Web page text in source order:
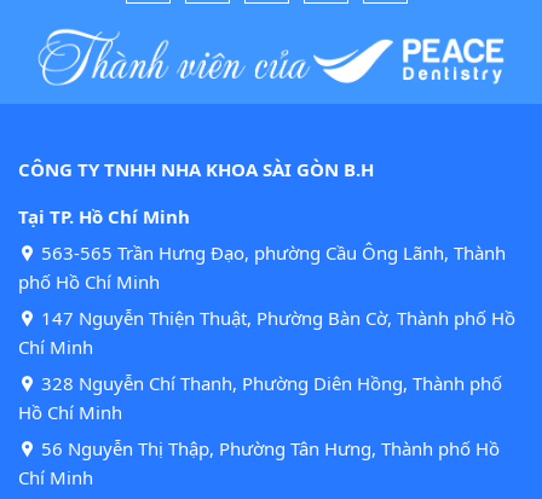
CÔNG TY TNHH NHA KHOA SÀI GÒN B.H
Tại TP. Hồ Chí Minh
563-565 Trần Hưng Đạo, phường Cầu Ông Lãnh, Thành
phố Hồ Chí Minh
147 Nguyễn Thiện Thuật, Phường Bàn Cờ, Thành phố Hồ
Chí Minh
328 Nguyễn Chí Thanh, Phường Diên Hồng, Thành phố
Hồ Chí Minh
56 Nguyễn Thị Thập, Phường Tân Hưng, Thành phố Hồ
Chí Minh